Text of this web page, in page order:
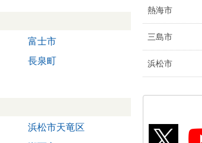
富士市
長泉町
浜松市天竜区
熱海市
三島市
浜松市